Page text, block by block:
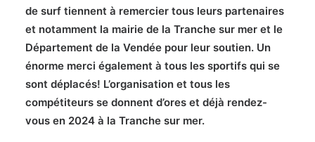
de surf tiennent à remercier tous leurs partenaires
et notamment la mairie de la Tranche sur mer et le
Département de la Vendée pour leur soutien. Un
énorme merci également à tous les sportifs qui se
sont déplacés! L’organisation et tous les
compétiteurs se donnent d’ores et déjà rendez-
vous en 2024 à la Tranche sur mer.